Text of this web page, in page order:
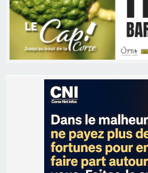
Les brèves
09/08/2026 16:04
Sénatoriales 2B – Jean-
sa candidature